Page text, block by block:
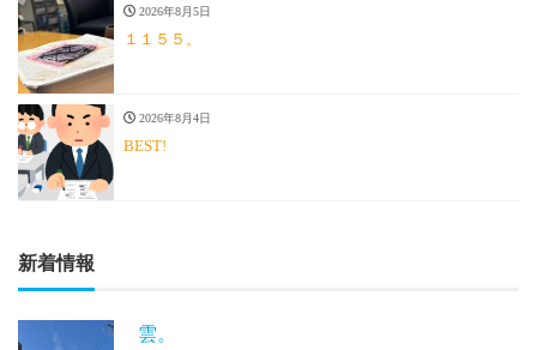
2026年8月5日
１１５５。
2026年8月4日
BEST!
新着情報
雲。